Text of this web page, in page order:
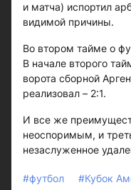
и матча) испортил
видимой причины.
Во втором тайме о
В начале второго
ворота сборной
реализовал – 2:1.
И все же
неоспоримым, и
незаслуженное
#футбол #Кубок